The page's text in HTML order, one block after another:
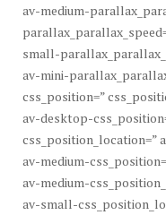
av-medium-
small-
av-mini-
css_position=”
av-desktop-
css_position_location=”
av-medium-
av-medium-
av-small-